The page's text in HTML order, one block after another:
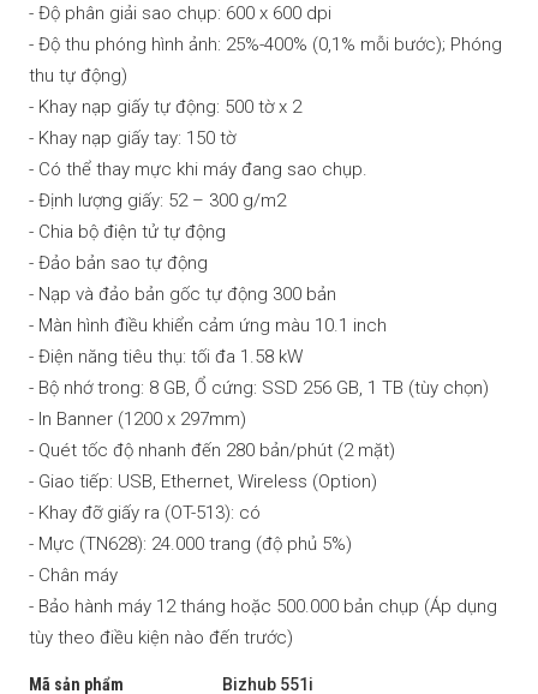
- Độ phân giải sao chụp: 600 x 600 dpi
- Độ thu phóng hình ảnh: 25%-400% (0,1% mỗi bước); Phóng
thu tự động)
- Khay nạp giấy tự động: 500 tờ x 2
- Khay nạp giấy tay: 150 tờ
- Có thể thay mực khi máy đang sao chụp.
- Định lượng giấy: 52 – 300 g/m2
- Chia bộ điện tử tự động
- Đảo bản sao tự động
- Nạp và đảo bản gốc tự động 300 bản
- Màn hình điều khiển cảm ứng màu 10.1 inch
- Điện năng tiêu thụ: tối đa 1.58 kW
- Bộ nhớ trong: 8 GB, Ổ cứng: SSD 256 GB, 1 TB (tùy chọn)
- In Banner (1200 x 297mm)
- Quét tốc độ nhanh đến 280 bản/phút (2 mặt)
- Giao tiếp: USB, Ethernet, Wireless (Option)
- Khay đỡ giấy ra (OT-513): có
- Mực (TN628): 24.000 trang (độ phủ 5%)
- Chân máy
- Bảo hành máy 12 tháng hoặc 500.000 bản chụp (Áp dụng
tùy theo điều kiện nào đến trước)
Mã sản phẩm Bizhub 551i